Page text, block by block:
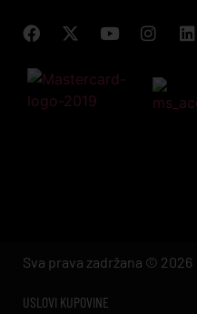
Sva prava zadržana © 2026
USLOVI KUPOVINE